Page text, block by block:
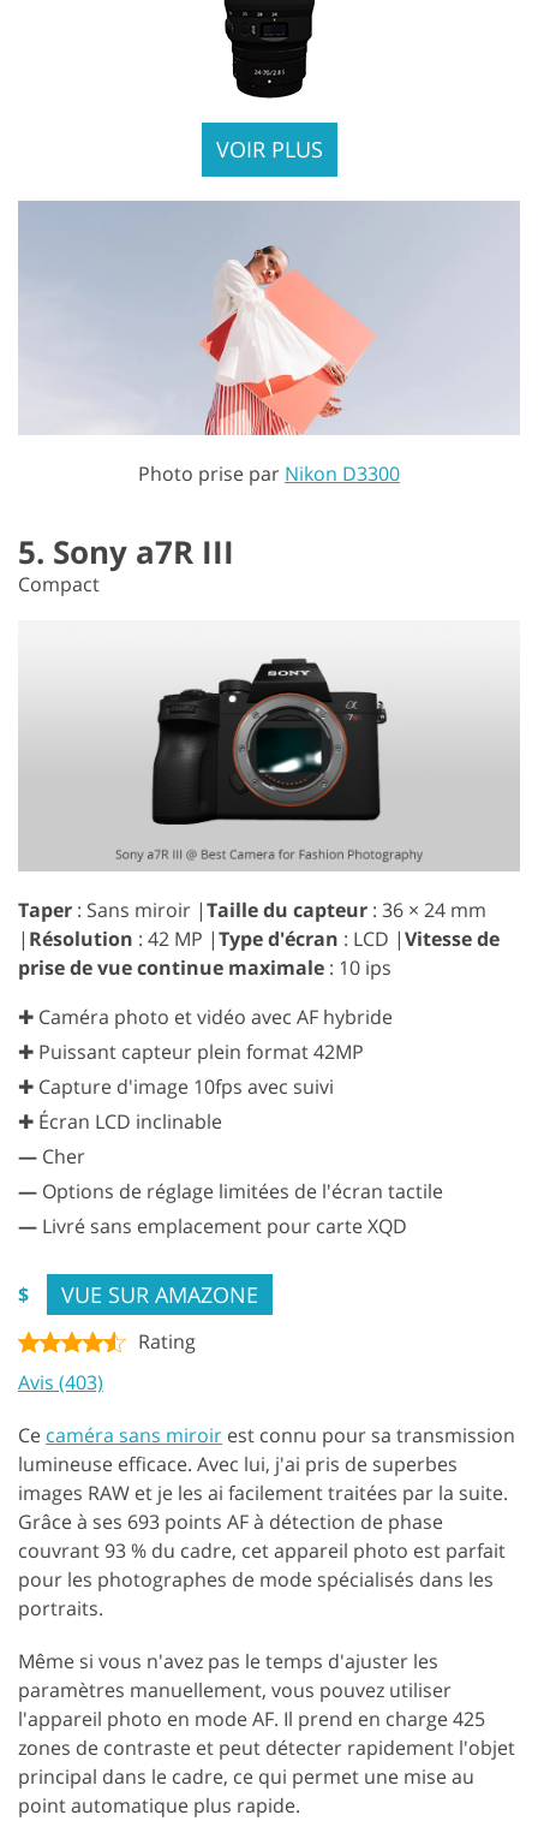
VOIR PLUS
Photo prise par Nikon D3300
5. Sony a7R III
Compact
Taper : Sans miroir |Taille du capteur : 36 × 24 mm
| Résolution : 42 MP |Type d'écran : LCD |Vitesse de
prise de vue continue maximale : 10 ips
✚ Caméra photo et vidéo avec AF hybride
✚ Puissant capteur plein format 42MP
✚ Capture d'image 10fps avec suivi
✚ Écran LCD inclinable
— Cher
— Options de réglage limitées de l'écran tactile
— Livré sans emplacement pour carte XQD
$ VUE SUR AMAZONE
Rating
Avis (403)
Ce caméra sans miroir est connu pour sa transmission
lumineuse efficace. Avec lui, j'ai pris de superbes
images RAW et je les ai facilement traitées par la suite.
Grâce à ses 693 points AF à détection de phase
couvrant 93 % du cadre, cet appareil photo est parfait
pour les photographes de mode spécialisés dans les
portraits.
Même si vous n'avez pas le temps d'ajuster les
paramètres manuellement, vous pouvez utiliser
l'appareil photo en mode AF. Il prend en charge 425
zones de contraste et peut détecter rapidement l'objet
principal dans le cadre, ce qui permet une mise au
point automatique plus rapide.